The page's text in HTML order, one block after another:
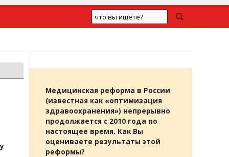
Медицинская реформа в России
(известная как «оптимизация
здравоохранения») непрерывно
продолжается с 2010 года по
настоящее время. Как Вы
оцениваете результаты этой
реформы?